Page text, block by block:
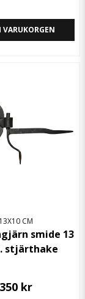
VARUKORGEN
13X10 CM
smide 13
stjärthake
350 kr